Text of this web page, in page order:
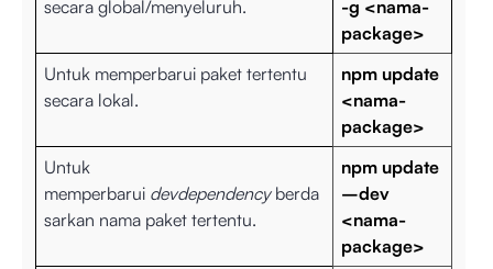
secara global/menyeluruh.
-g <nama-
package>
Untuk memperbarui paket tertentu
secara lokal.
npm update
<nama-
package>
Untuk
memperbarui devdependency berda
sarkan nama paket tertentu.
npm update
–dev
<nama-
package>